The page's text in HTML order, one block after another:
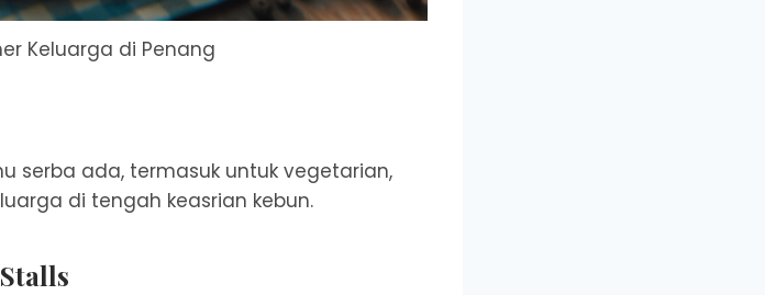
Keluarga di Penang
serba ada, termasuk untuk vegetarian,
di tengah keasrian kebun.